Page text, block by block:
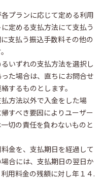
プランに応じて定める利用
定める支払方法にて支払う
支払う振込手数料その他の
るいずれの支払方法を選択し
た場合は、直ちにお問合せ
するものとします。
方法以外で入金をした場
すべき要因によりユーザー
切の責任を負わないものと
金を、支払期日を経過して
合には、支払期日の翌日か
用料金の残額に対し年１４.